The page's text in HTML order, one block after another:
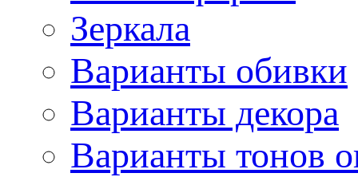
Зеркала
Варианты обивки
Варианты декора
Варианты тонов